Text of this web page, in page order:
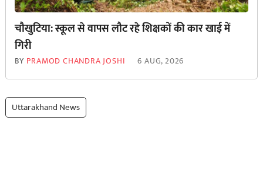
चौखुटिया: स्कूल से वापस लौट रहे शिक्षकों की कार खाई में
गिरी
BY PRAMOD CHANDRA JOSHI 6 AUG, 2026
Uttarakhand News